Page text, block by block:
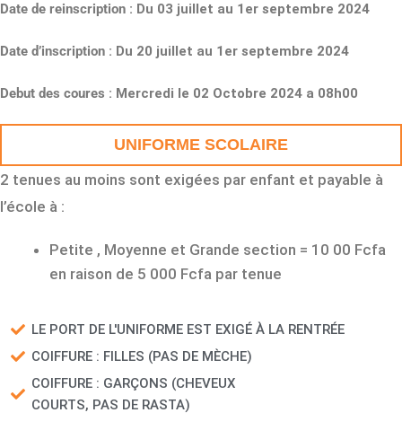
Date de reinscription : Du 03 juillet au 1er septembre 2024
Date d’inscription : Du 20 juillet au 1er septembre 2024
Debut des coures : Mercredi le 02 Octobre 2024 a 08h00
UNIFORME SCOLAIRE
2 tenues au moins sont exigées par enfant et payable à
l’école à :
Petite , Moyenne et Grande section = 10 00 Fcfa
en raison de 5 000 Fcfa par tenue
LE PORT DE L'UNIFORME EST EXIGÉ À LA RENTRÉE
COIFFURE : FILLES (PAS DE MÈCHE)
COIFFURE : GARÇONS (CHEVEUX
COURTS, PAS DE RASTA)